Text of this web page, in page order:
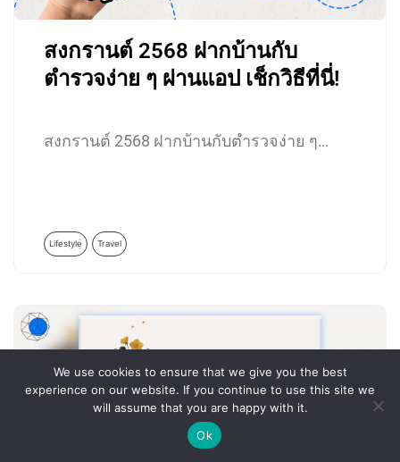
สงกรานต์ 2568 ฝากบ้านกับ
ตำรวจง่าย ๆ ผ่านแอป เช็กวิธีที่นี่!
สงกรานต์ 2568 ฝากบ้านกับตำรวจง่าย ๆ…
Lifestyle Travel
We use cookies to ensure that we give you the best
experience on our website. If you continue to use this site we
will assume that you are happy with it.
Ok